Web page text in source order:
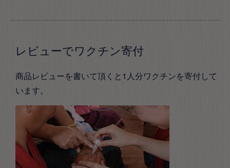
レビューでワクチン寄付
商品レビューを書いて頂くと1人分ワクチンを寄付して
います。